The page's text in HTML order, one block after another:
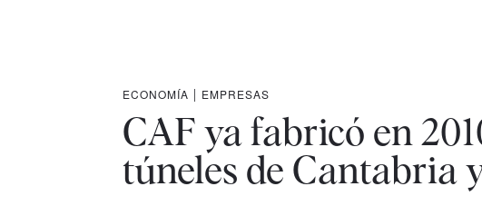
ECONOMÍA | EMPRESAS
CAF ya fabricó en
túneles de Cantabria